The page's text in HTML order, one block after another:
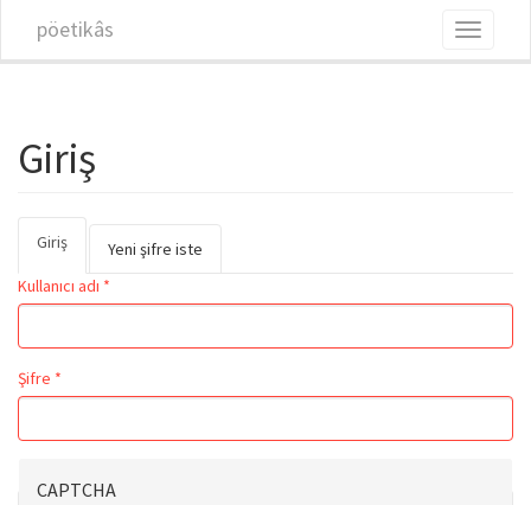
pöetikâs
Toggle
Giriş
Birincil sekmeler
Giriş
Yeni şifre iste
Kullanıcı adı *
Şifre *
CAPTCHA